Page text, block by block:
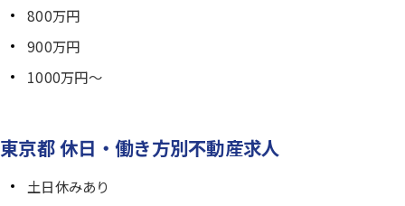
800万円
900万円
1000万円～
東京都 休日・働き方別不動産求人
土日休みあり